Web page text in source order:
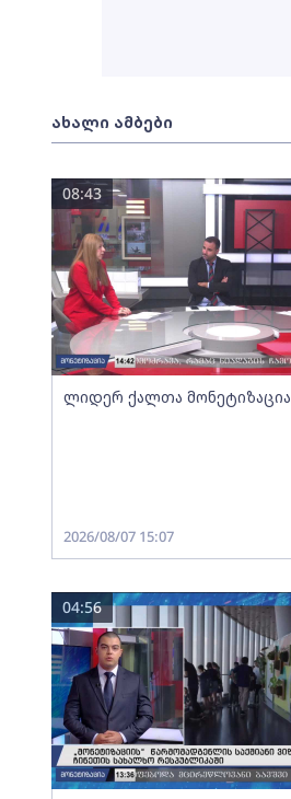
ახალი ამბები
ლიდერ ქალთა მონეტიზაცია
08:43
2026/08/07 15:07
04:56